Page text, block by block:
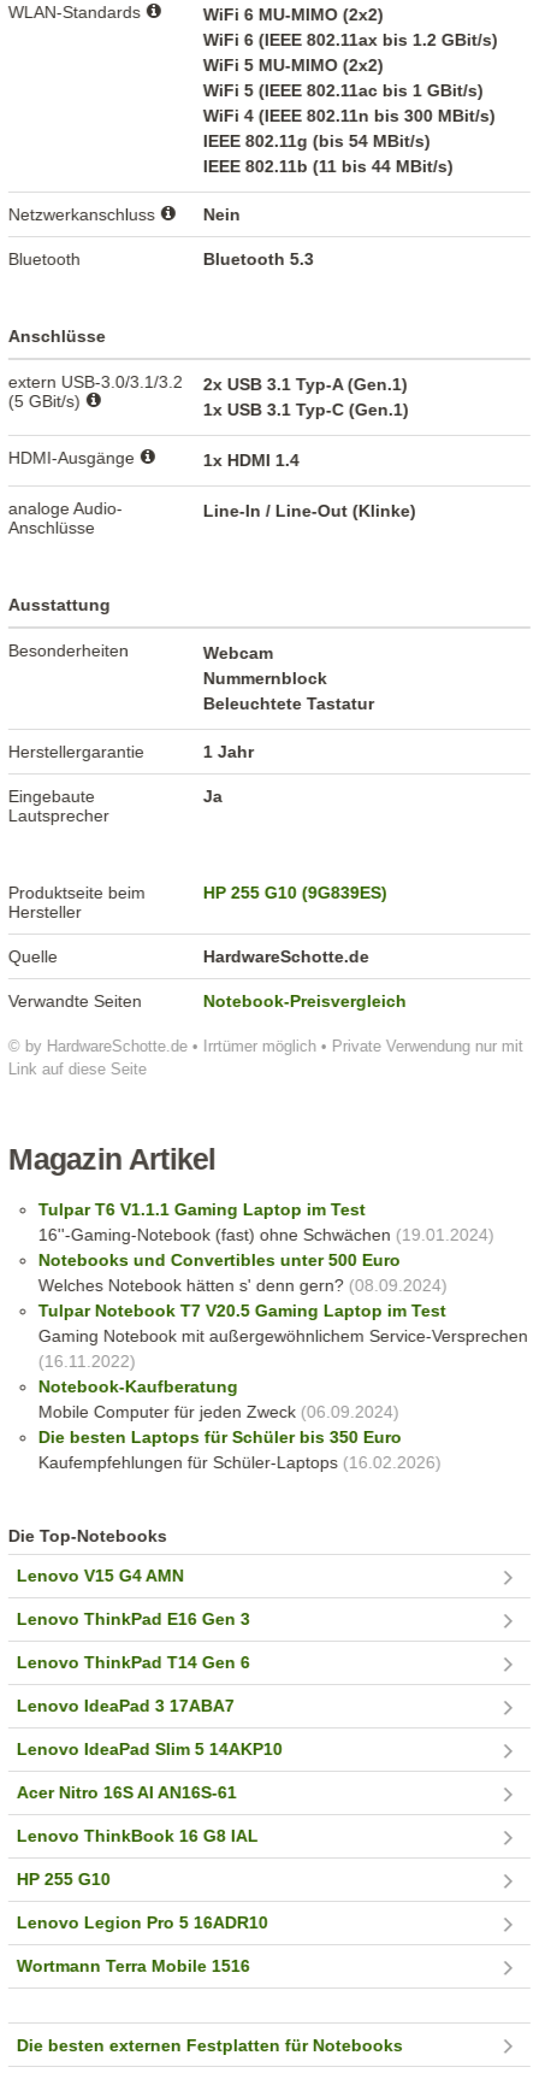
© by HardwareSchotte.de • Irrtümer möglich • Private Verwendung nur mit
Link auf diese Seite
WLAN-Standards
WiFi 6 MU-MIMO (2x2)
WiFi 6 (IEEE 802.11ax bis 1.2 GBit/s)
WiFi 5 MU-MIMO (2x2)
WiFi 5 (IEEE 802.11ac bis 1 GBit/s)
WiFi 4 (IEEE 802.11n bis 300 MBit/s)
IEEE 802.11g (bis 54 MBit/s)
IEEE 802.11b (11 bis 44 MBit/s)
Netzwerkanschluss Nein
Bluetooth Bluetooth 5.3
Anschlüsse
extern USB-3.0/3.1/3.2
(5 GBit/s)
2x USB 3.1 Typ-A (Gen.1)
1x USB 3.1 Typ-C (Gen.1)
HDMI-Ausgänge 1x HDMI 1.4
analoge Audio-
Anschlüsse
Line-In / Line-Out (Klinke)
Ausstattung
Besonderheiten
Webcam
Nummernblock
Beleuchtete Tastatur
Herstellergarantie 1 Jahr
Eingebaute
Lautsprecher
Ja
Produktseite beim
Hersteller
HP 255 G10 (9G839ES)
Quelle HardwareSchotte.de
Verwandte Seiten Notebook-Preisvergleich
Magazin Artikel
Tulpar T6 V1.1.1 Gaming Laptop im Test
16''-Gaming-Notebook (fast) ohne Schwächen (19.01.2024)
Notebooks und Convertibles unter 500 Euro
Welches Notebook hätten s' denn gern?(08.09.2024)
Tulpar Notebook T7 V20.5 Gaming Laptop im Test
Gaming Notebook mit außergewöhnlichem Service-Versprechen
(16.11.2022)
Notebook-Kaufberatung
Mobile Computer für jeden Zweck(06.09.2024)
Die besten Laptops für Schüler bis 350 Euro
Kaufempfehlungen für Schüler-Laptops(16.02.2026)
Die Top-Notebooks
Lenovo V15 G4 AMN
Lenovo ThinkPad E16 Gen 3
Lenovo ThinkPad T14 Gen 6
Lenovo IdeaPad 3 17ABA7
Lenovo IdeaPad Slim 5 14AKP10
Acer Nitro 16S AI AN16S-61
Lenovo ThinkBook 16 G8 IAL
HP 255 G10
Lenovo Legion Pro 5 16ADR10
Wortmann Terra Mobile 1516
Die besten externen Festplatten für Notebooks